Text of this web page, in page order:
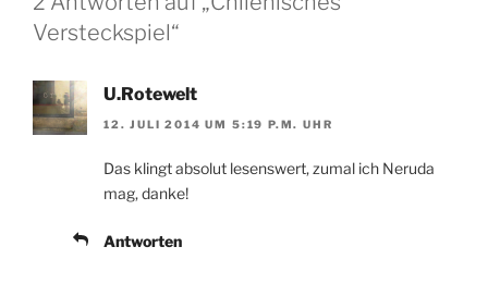
Versteckspiel“
U.Rotewelt
12. JULI 2014 UM 5:19 P.M. UHR
Das klingt absolut lesenswert, zumal ich Neruda
mag, danke!
Antworten